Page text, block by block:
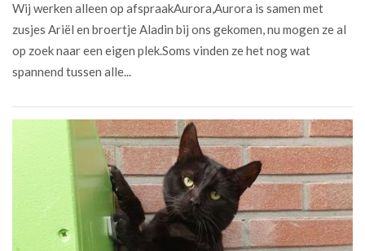
Wij werken alleen op afspraakAurora,Aurora is samen met
zusjes Ariël en broertje Aladin bij ons gekomen, nu mogen ze al
op zoek naar een eigen plek.Soms vinden ze het nog wat
spannend tussen alle...